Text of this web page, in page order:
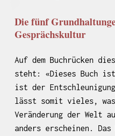
Die fünf
Gesprächskultur
Auf dem Buchrücken
steht: «Dieses Buch
ist der
lässt somit vieles,
Veränderung der Welt
anders erscheinen.